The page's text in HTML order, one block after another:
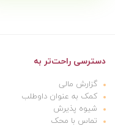
دسترسی راحت‌تر به
گزارش مالی
کمک به عنوان داوطلب
شیوه پذیرش
تماس با محک